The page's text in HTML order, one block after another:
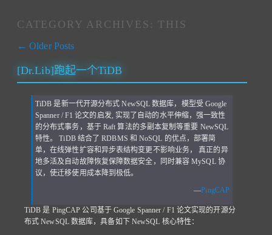
CATEGORY ARCHIVES: THIS
文章导航
← Older Posts
[Dr.Lib]跑起一个TiDB
TiDB 是新一代开源分布式 NewSQL 数据库，模型受 Google
Spanner / F1 论文的启发, 实现了自动的水平伸缩，强一致性
的分布式事务，基于 Raft 算法的多副本复制等重要 NewSQL
特性。 TiDB 结合了 RDBMS 和 NoSQL 的优点，部署简
单，在线弹性扩容和异步表结构变更不影响业务， 真正的异
地多活及自动故障恢复保障数据安全，同时兼容 MySQL 协
议，使迁移使用成本降到极低。
—PingCAP
TiDB 是 PingCAP 公司基于 Google Spanner / F1 论文实现的开源分
布式 NewSQL 数据库，具备如下 NewSQL 核心特性：